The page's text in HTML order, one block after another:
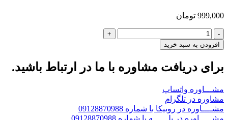
999,000 تومان
گل
فروشی
چند
قدمی
مسجد
محله
کرمان
تهران
افزودن به سبد خرید
برای دریافت مشاوره با ما در ارتباط باشید.
مشـــاوره واتساپ
مشاوره در تلگرام
مشــــاوره در روبیکا با شماره 09128870988
مشـــــاوره در بلــــــه با شماره 09128870988